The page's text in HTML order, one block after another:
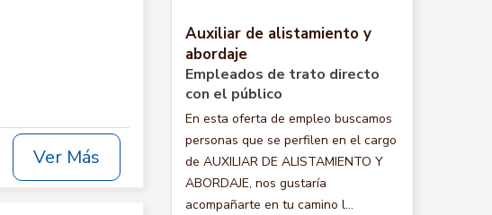
Ver Más
Auxiliar de alistamiento y
abordaje
Empleados de trato directo
con el público
En esta oferta de empleo buscamos
personas que se perfilen en el cargo
de AUXILIAR DE ALISTAMIENTO Y
ABORDAJE, nos gustaría
acompañarte en tu camino l...